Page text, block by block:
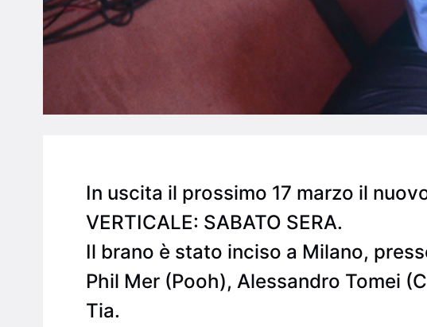
In uscita il prossimo 17 marzo il
VERTICALE: SABATO SERA.
Il brano è stato inciso a Milano,
Phil Mer (Pooh), Alessandro Tomei
Tia.